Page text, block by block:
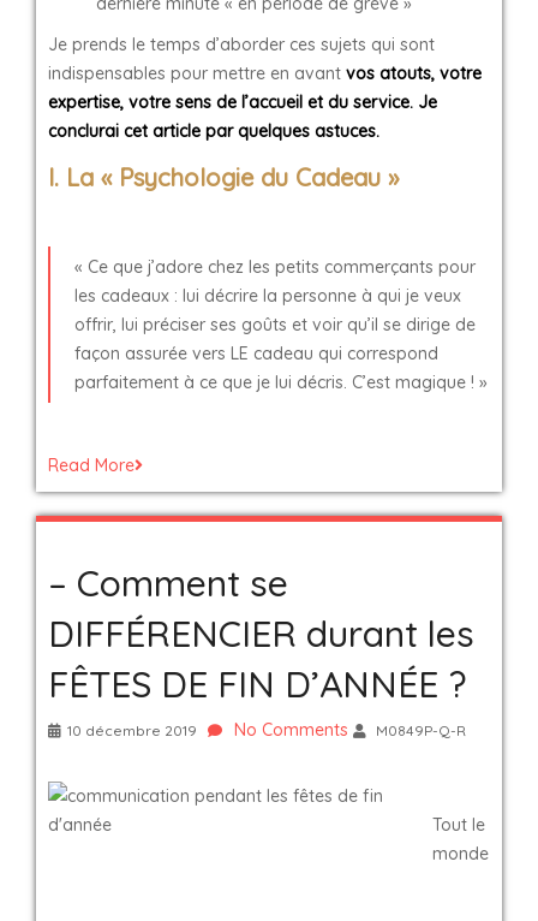
Je prends le temps d’aborder ces sujets qui sont
indispensables pour mettre en avant vos atouts, votre
expertise, votre sens de l’accueil et du service. Je
conclurai cet article par quelques astuces.
I. La « Psychologie du Cadeau »
« Ce que j’adore chez les petits commerçants pour
les cadeaux : lui décrire la personne à qui je veux
offrir, lui préciser ses goûts et voir qu’il se dirige de
façon assurée vers LE cadeau qui correspond
parfaitement à ce que je lui décris. C’est magique ! »
Read More
– Comment se
DIFFÉRENCIER durant les
FÊTES DE FIN D’ANNÉE ?
10 décembre 2019 No Comments M0849P-Q-R
Tout le
monde